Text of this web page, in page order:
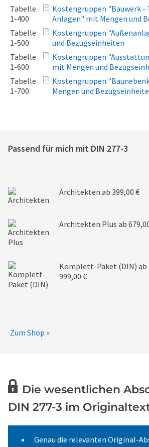
Tabelle
1-400
Kostengruppen "Bauwerk -
Anlagen" mit Mengen und
Tabelle
1-500
Kostengruppen
und Bezugseinheiten
Tabelle
1-600
Kostengruppen
mit Mengen und
Tabelle
1-700
Kostengruppen
Mengen und
Passend für mich mit DIN 277-3
Architekten ab 399,00 €
Architekten Plus ab
Komplett-Paket (DIN) ab
999,00 €
Zum Shop »
Die wesentlichen
DIN 277-3 im
Genau die relevanten Original-